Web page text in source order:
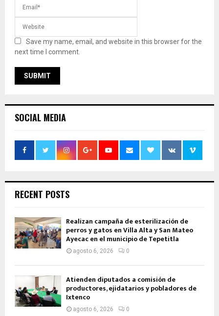
Save my name, email, and website in this browser for the
next time I comment.
SOCIAL MEDIA
RECENT POSTS
Realizan campaña de esterilización de
perros y gatos en Villa Alta y San Mateo
Ayecac en el municipio de Tepetitla
agosto 6, 2026 0
Atienden diputados a comisión de
productores, ejidatarios y pobladores de
Ixtenco
agosto 6, 2026 0